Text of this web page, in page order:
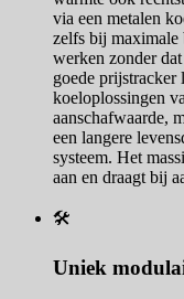
via een metalen
zelfs bij
werken zonder
goede prijstracker
koeloplossingen
aanschafwaarde,
een langere
systeem. Het
aan en draagt bij
🛠️
Uniek